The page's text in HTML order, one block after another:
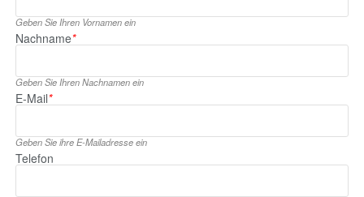
Geben Sie Ihren Vornamen ein
Nachname*
Geben Sie Ihren Nachnamen ein
E‑Mail*
Geben Sie ihre E‑Mailadresse ein
Telefon